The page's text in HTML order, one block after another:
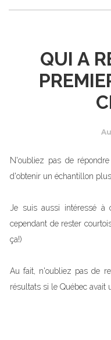
QUI A
N'oubliez pas de
d'obtenir un échantillon
Je suis aussi intéressé à
cependant de rester
ça!)
Au fait, n'oubliez pas de
résultats si le Québec avait